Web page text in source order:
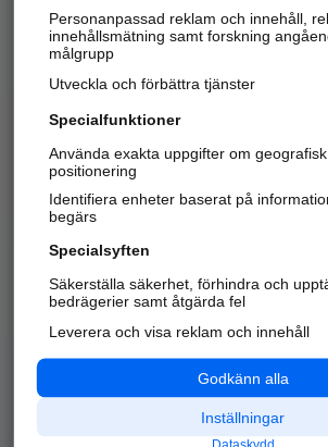
Hitta telefonnummer, adresser,
Marknadsför
Kom igång och
Alla kategorier
Populära
API & Kartor
Annonsera
Integritet
Personanpassad reklam och innehåll,
innehållsmätning samt forskning
målgrupp
Utveckla och förbättra tjänster
Specialfunktioner
Använda exakta uppgifter om geografisk
positionering
Identifiera enheter baserat på
begärs
Specialsyften
Säkerställa säkerhet, förhindra och
bedrägerier samt åtgärda fel
Leverera och visa reklam och innehåll
Godkänn alla
Inställningar
Dataskydd